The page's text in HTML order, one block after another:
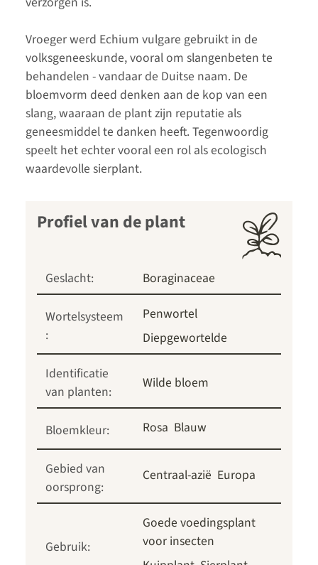
Vroeger werd Echium vulgare gebruikt in de
volksgeneeskunde, vooral om slangenbeten te
behandelen - vandaar de Duitse naam. De
bloemvorm deed denken aan de kop van een
slang, waaraan de plant zijn reputatie als
geneesmiddel te danken heeft. Tegenwoordig
speelt het echter vooral een rol als ecologisch
waardevolle sierplant.
Profiel van de plant
Geslacht: Boraginaceae
Wortelsysteem
:
Penwortel
Diepgewortelde
Identificatie
van planten:
Wilde bloem
Bloemkleur: Rosa Blauw
Gebied van
oorsprong:
Centraal-azië Europa
Gebruik:
Goede voedingsplant
voor insecten